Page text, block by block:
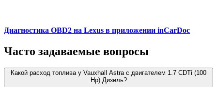
Диагностика OBD2 на Lexus в приложении inCarDoc
Часто задаваемые вопросы
Какой расход топлива у Vauxhall Astra с двигателем 1.7 CDTi (100
Hp) Дизель?